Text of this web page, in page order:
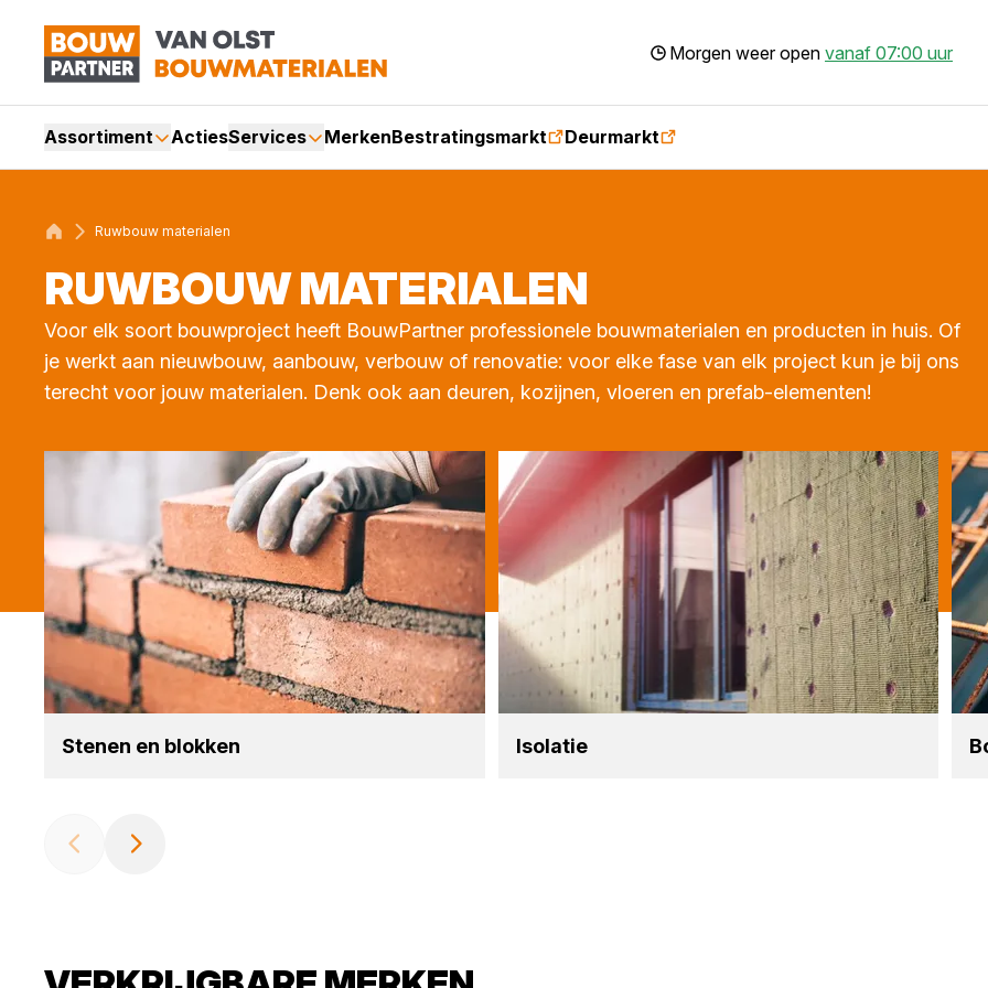
Morgen weer open vanaf 07:00 uur
Assortiment ActiesServices MerkenBestratingsmarkt Deurmarkt
Ruwbouw materialen
RUW­BOUW MATE­RI­A­LEN
Voor elk soort bouwproject heeft BouwPartner professionele bouwmaterialen en producten in huis. Of
je werkt aan nieuwbouw, aanbouw, verbouw of renovatie: voor elke fase van elk project kun je bij ons
terecht voor jouw materialen. Denk ook aan deuren, kozijnen, vloeren en prefab-elementen!
Ste­nen en blok­ken Iso­la­tie